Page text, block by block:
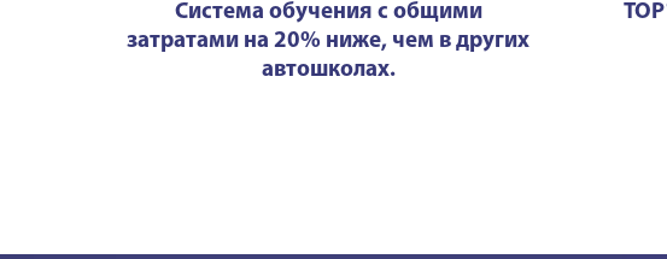
Система обучения с общими
затратами на 20% ниже, чем в других
автошколах.